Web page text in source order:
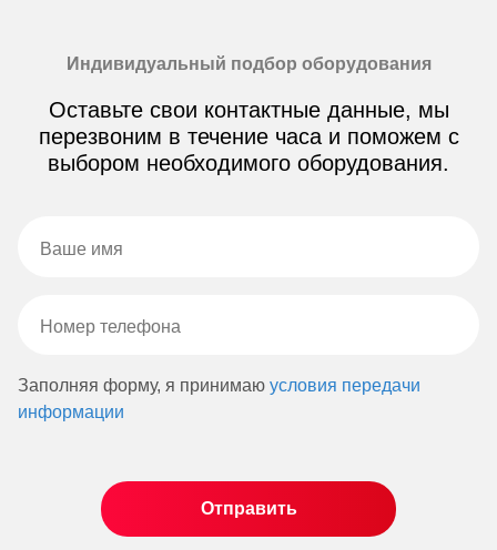
Индивидуальный подбор оборудования
Оставьте свои контактные данные, мы
перезвоним в течение часа и поможем с
выбором необходимого оборудования.
Заполняя форму, я принимаю условия передачи
информации